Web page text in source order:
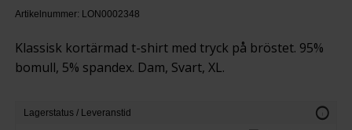
Artikelnummer: LON0002348
Klassisk kortärmad t-shirt med tryck på bröstet. 95%
bomull, 5% spandex. Dam, Svart, XL.
Lagerstatus / Leveranstid info